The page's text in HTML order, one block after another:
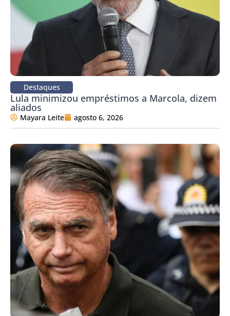
Destaques
Lula minimizou empréstimos a Marcola, dizem
aliados
Mayara Leite agosto 6, 2026